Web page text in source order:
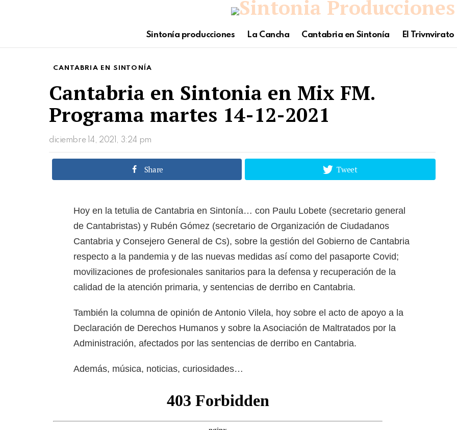
Sintonía producciones La Cancha Cantabria en Sintonía El Trivnvirato
CANTABRIA EN SINTONÍA
Cantabria en Sintonia en Mix FM.
Programa martes 14-12-2021
diciembre 14, 2021, 3:24 pm
Share Tweet
Hoy en la tetulia de Cantabria en Sintonía… con Paulu Lobete (secretario general
de Cantabristas) y Rubén Gómez (secretario de Organización de Ciudadanos
Cantabria y Consejero General de Cs), sobre la gestión del Gobierno de Cantabria
respecto a la pandemia y de las nuevas medidas así como del pasaporte Covid;
movilizaciones de profesionales sanitarios para la defensa y recuperación de la
calidad de la atención primaria, y sentencias de derribo en Cantabria.
También la columna de opinión de Antonio Vilela, hoy sobre el acto de apoyo a la
Declaración de Derechos Humanos y sobre la Asociación de Maltratados por la
Administración, afectados por las sentencias de derribo en Cantabria.
Además, música, noticias, curiosidades…